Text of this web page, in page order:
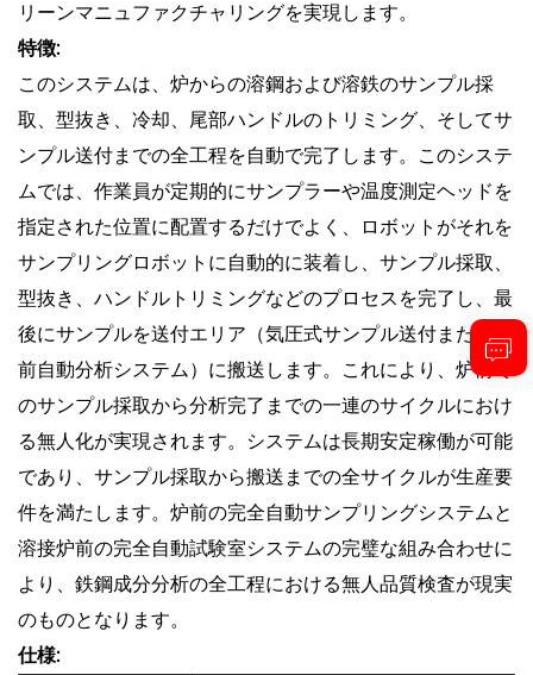
リーンマニュファクチャリングを実現します。
特徴:
このシステムは、炉からの溶鋼および溶鉄のサンプル採
取、型抜き、冷却、尾部ハンドルのトリミング、そしてサ
ンプル送付までの全工程を自動で完了します。このシステ
ムでは、作業員が定期的にサンプラーや温度測定ヘッドを
指定された位置に配置するだけでよく、ロボットがそれを
サンプリングロボットに自動的に装着し、サンプル採取、
型抜き、ハンドルトリミングなどのプロセスを完了し、最
後にサンプルを送付エリア（気圧式サンプル送付または炉
前自動分析システム）に搬送します。これにより、炉前で
のサンプル採取から分析完了までの一連のサイクルにおけ
る無人化が実現されます。システムは長期安定稼働が可能
であり、サンプル採取から搬送までの全サイクルが生産要
件を満たします。炉前の完全自動サンプリングシステムと
溶接炉前の完全自動試験室システムの完璧な組み合わせに
より、鉄鋼成分分析の全工程における無人品質検査が現実
のものとなります。
仕様: